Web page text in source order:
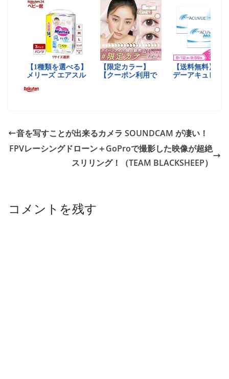
音を写すことが出来るカメラ SOUNDCAM が凄い！
FPVレーシングドローン＋GoProで撮影した映像が超絶
スリリング！（TEAM BLACKSHEEP）
コメントを残す